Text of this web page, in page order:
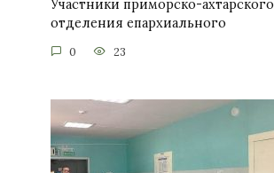
Участники приморско-ахтарского
отделения епархиального
0 23